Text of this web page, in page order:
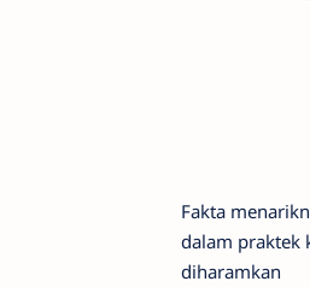
Fakta
dalam praktek
diharamkan